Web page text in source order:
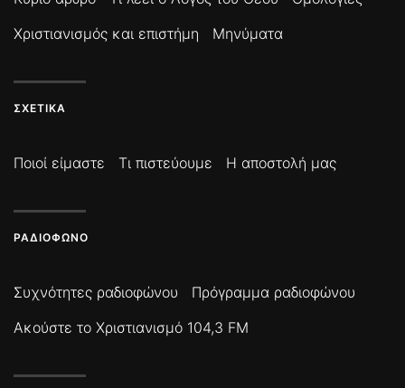
Χριστιανισμός και επιστήμη
Μηνύματα
ΣΧΕΤΙΚΆ
Ποιοί είμαστε Τι πιστεύουμε Η αποστολή μας
ΡΑΔΙΌΦΩΝΟ
Συχνότητες ραδιοφώνου
Πρόγραμμα ραδιοφώνου
Ακούστε το Χριστιανισμό 104,3 FM